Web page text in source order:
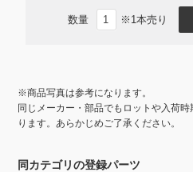
数量 ※1本売り
※商品写真は参考になります。
同じメーカー・部品でもロットや入荷
ります。あらかじめご了承ください。
同カテゴリの登録パーツ